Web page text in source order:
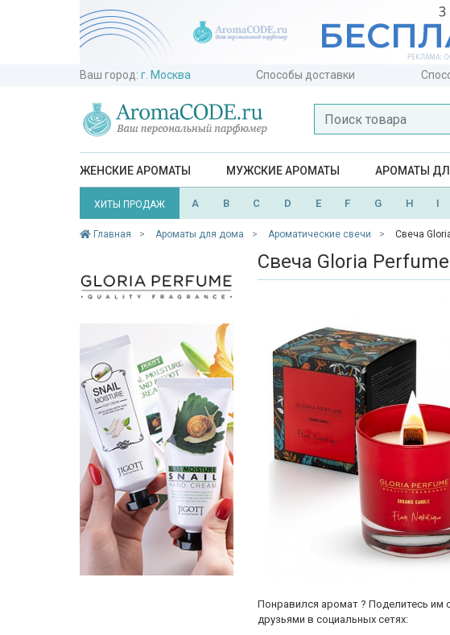
Ваш город: г. Москва Способы доставки
ЖЕНСКИЕ АРОМАТЫ МУЖСКИЕ АРОМАТЫ АРОМАТЫ
ХИТЫ ПРОДАЖ A B C D E F G H I
Главная Ароматы для дома Ароматические свечи Свеча
Свеча Gloria
Понравился аромат ? Поделитесь им
друзьями в социальных сетях: